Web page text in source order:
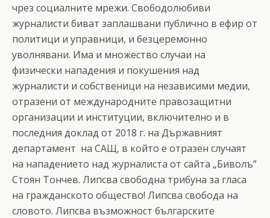
чрез социалните мрежи. Свободолюбиви
журналисти биват заплашвани публично в ефир от
политици и управници, и безцеремонно
уволнявани. Има и множество случаи на
физически нападения и покушения над
журналисти и собственици на независими медии,
отразени от международните правозащитни
организации и институции, включително и в
последния доклад от 2018 г. на Държавният
департамент на САЩ, в който е отразен случаят
на нападението над журналиста от сайта „Биволъ”
Стоян Тончев. Липсва свободна трибуна за гласа
на гражданското общество! Липсва свобода на
словото. Липсва възможност българските